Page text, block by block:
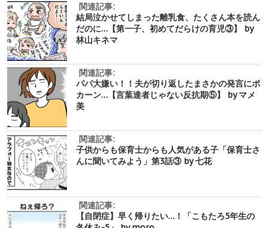
関連記事:
結局泣かせてしまった離乳食、たくさん本を読ん
だのに…【第一子、初めてだらけの育児③】 by
林山キネマ
関連記事:
パパ大嫌い！！夫が切り返したまさかの発言にポ
カーン…【言葉達者じゃない反抗期⑤】 by マメ
美
関連記事:
子供からも保育士からも人気がある子「保育士さ
んに聞いてみよう」第3話③ by 七花
関連記事:
【自閉症】早く帰りたい…！「こもたろ5年生の